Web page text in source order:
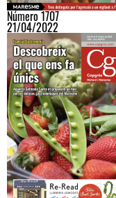
Número 1707
21/04/2022